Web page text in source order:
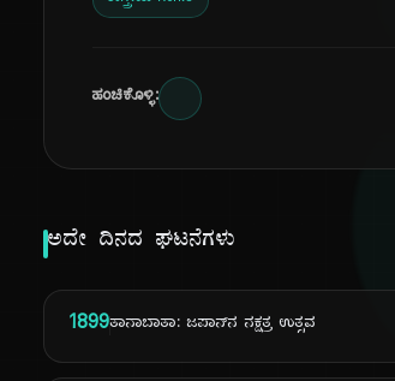
ಹಂಚಿಕೊಳ್ಳಿ:
ಅದೇ ದಿನದ ಘಟನೆಗಳು
1899ತಾನಾಬಾತಾ: ಜಪಾನ್‌ನ ನಕ್ಷತ್ರ ಉತ್ಸವ